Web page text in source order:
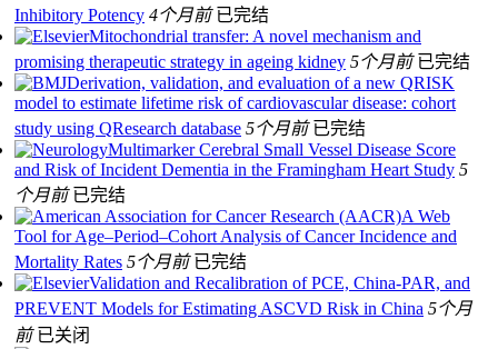
Inhibitory Potency 4个月前 已完结
Mitochondrial transfer: A novel mechanism and
promising therapeutic strategy in ageing kidney 5个月前 已完结
Derivation, validation, and evaluation of a new QRISK
model to estimate lifetime risk of cardiovascular disease: cohort
study using QResearch database 5个月前 已完结
Multimarker Cerebral Small Vessel Disease Score
and Risk of Incident Dementia in the Framingham Heart Study 5
个月前 已完结
A Web
Tool for Age–Period–Cohort Analysis of Cancer Incidence and
Mortality Rates 5个月前 已完结
Validation and Recalibration of PCE, China-PAR, and
PREVENT Models for Estimating ASCVD Risk in China 5个月
前 已关闭